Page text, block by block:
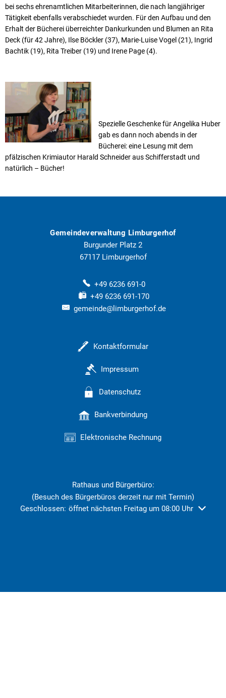
bei sechs ehrenamtlichen Mitarbeiterinnen, die nach langjähriger
Tätigkeit ebenfalls verabschiedet wurden. Für den Aufbau und den
Erhalt der Bücherei überreichter Dankurkunden und Blumen an Rita
Deck (für 42 Jahre), Ilse Böckler (37), Marie-Luise Vogel (21), Ingrid
Bachtik (19), Rita Treiber (19) und Irene Page (4).
Spezielle Geschenke für Angelika Huber
gab es dann noch abends in der
Bücherei: eine Lesung mit dem
pfälzischen Krimiautor Harald Schneider aus Schifferstadt und
natürlich – Bücher!
Gemeindeverwaltung Limburgerhof
Burgunder Platz 2
67117 Limburgerhof
+49 6236 691-0
+49 6236 691-170
gemeinde@limburgerhof.de
Kontaktformular
Impressum
Datenschutz
Bankverbindung
Elektronische Rechnung
Rathaus und Bürgerbüro:
(Besuch des Bürgerbüros derzeit nur mit Termin)
Klicken, um weitere Öffnungs- oder Schließzeiten
Geschlossen: öffnet nächsten Freitag um 08:00 Uhr